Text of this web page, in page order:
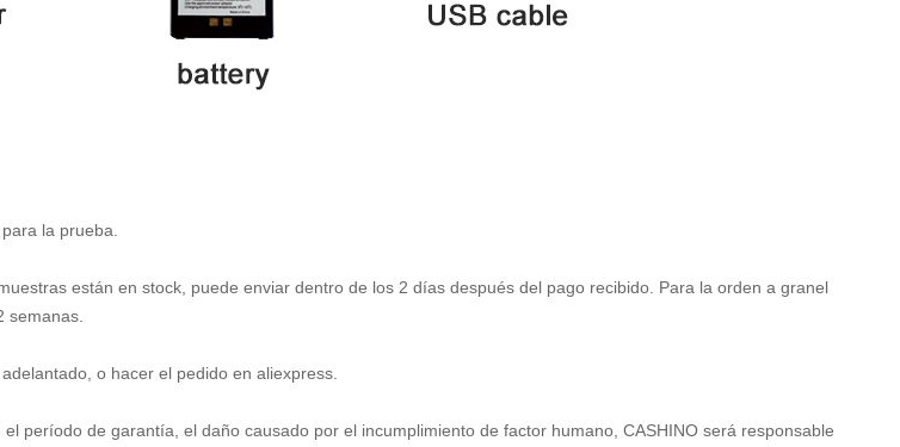
la prueba.
están en stock, puede enviar dentro de los 2 días después del pago recibido. Para la orden a granel
semanas.
o hacer el pedido en aliexpress.
período de garantía, el daño causado por el incumplimiento de factor humano, CASHINO será responsable